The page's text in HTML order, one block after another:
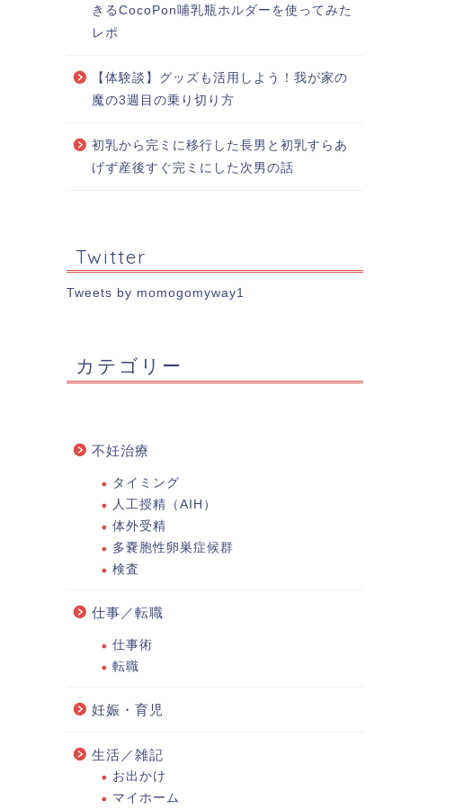
きるCocoPon哺乳瓶ホルダーを使ってみた
レポ
【体験談】グッズも活用しよう！我が家の
魔の3週目の乗り切り方
初乳から完ミに移行した長男と初乳すらあ
げず産後すぐ完ミにした次男の話
Twitter
Tweets by momogomyway1
カテゴリー
不妊治療
タイミング
人工授精（AIH）
体外受精
多嚢胞性卵巣症候群
検査
仕事／転職
仕事術
転職
妊娠・育児
生活／雑記
お出かけ
マイホーム